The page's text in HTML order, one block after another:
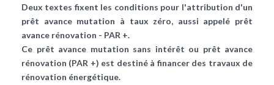
Deux textes fixent les conditions pour l'attribution d'un
prêt avance mutation à taux zéro, aussi appelé prêt
avance rénovation - PAR +.
Ce prêt avance mutation sans intérêt ou prêt avance
rénovation (PAR +) est destiné à financer des travaux de
rénovation énergétique.